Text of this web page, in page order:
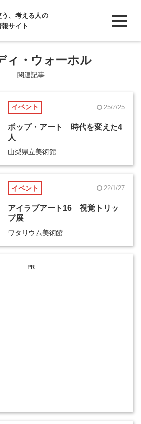
う、考える人の
サイト
ィ・ウォーホル
関連記事
イベント 25/7/25
ポップ・アート 時代を変えた4
人
山梨県立美術館
イベント 22/1/27
アイラブアート16 視覚トリッ
プ展
ワタリウム美術館
PR